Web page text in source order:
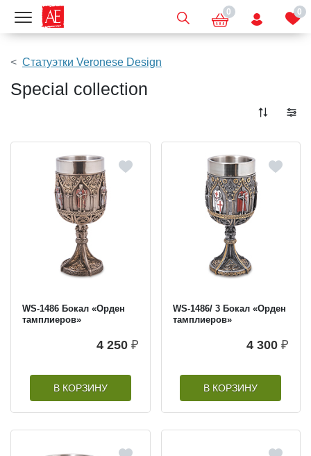
Показать меню 0 0
Статуэтки Veronese Design
Special collection
WS-1486 Бокал «Орден
тамплиеров»
4 250 ₽
В КОРЗИНУ
WS-1486/ 3 Бокал «Орден
тамплиеров»
4 300 ₽
В КОРЗИНУ